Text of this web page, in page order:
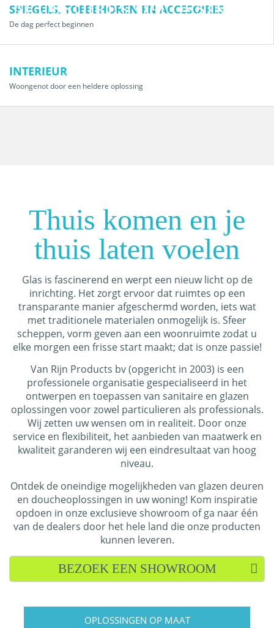
SPIEGELS, TOEBEHOREN EN ACCESOIRES
ACCESOIRES OPLOSSINGEN
De dag perfect beginnen
INTERIEUR
INTERIEUR OPLOSSINGEN
Woongenot door een heldere oplossing
Thuis komen en je
thuis laten voelen
Glas is fascinerend en werpt een nieuw licht op de
inrichting. Het zorgt ervoor dat ruimtes op een
transparante manier afgeschermd worden, iets wat
met traditionele materialen onmogelijk is. Sfeer
scheppen, vorm geven aan een woonruimte zodat u
elke morgen een frisse start maakt; dat is onze passie!
Van Rijn Products bv (opgericht in 2003) is een
professionele organisatie gespecialiseerd in het
ontwerpen en toepassen van sanitaire en glazen
oplossingen voor zowel particulieren als professionals.
Wij zetten uw wensen om in realiteit. Door onze
service en flexibiliteit, het aanbieden van maatwerk en
kwaliteit garanderen wij een eindresultaat van hoog
niveau.
Ontdek de oneindige mogelijkheden van glazen deuren
en doucheoplossingen in uw woning! Kom inspiratie
opdoen in onze exclusieve showroom of ga naar één
van de dealers door het hele land die onze producten
kunnen leveren.
BEZOEK EEN SHOWROOM
OPLOSSINGEN OP MAAT